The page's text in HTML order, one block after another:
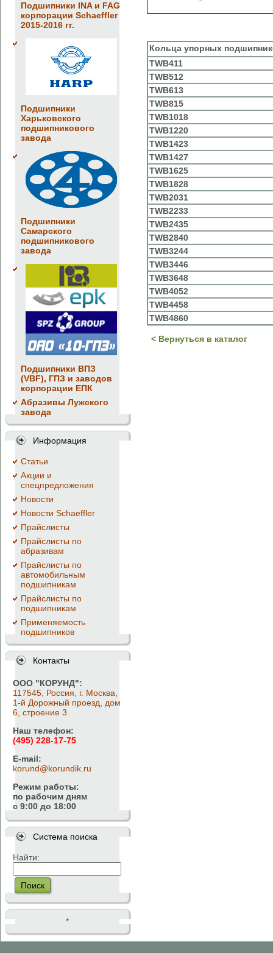
Подшипники INA и FAG
корпорации Schaeffler
2015-2016 гг.
Подшипники
Харьковского
подшипникового
завода
Подшипники
Самарского
подшипникового
завода
Подшипники ВПЗ
(VBF), ГПЗ и заводов
корпорации ЕПК
Абразивы Лужского
завода
Информация
Cтатьи
Акции и
спецпредложения
Новости
Новости Schaeffler
Прайслисты
Прайслисты по
абразивам
Прайслисты по
автомобильным
подшипникам
Прайслисты по
подшипникам
Применяемость
подшипников
Контакты
ООО "КОРУНД":
117545, Россия, г. Москва,
1-й Дорожный проезд, дом
6, строение 3
Наш телефон:
(495) 228-17-75
E-mail:
korund@korundik.ru
Режим работы:
по рабочим дням
с 9:00 до 18:00
Система поиска
Найти:
Поиск
*
Кольца упорных
TWB411
TWB512
TWB613
TWB815
TWB1018
TWB1220
TWB1423
TWB1427
TWB1625
TWB1828
TWB2031
TWB2233
TWB2435
TWB2840
TWB3244
TWB3446
TWB3648
TWB4052
TWB4458
TWB4860
< Вернуться в каталог